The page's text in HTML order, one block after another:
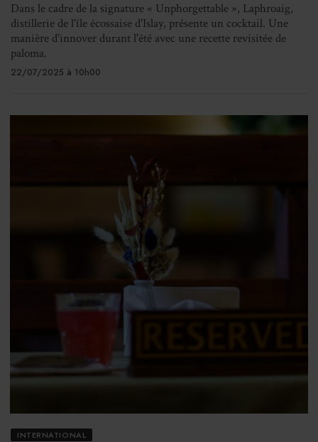
Dans le cadre de la signature « Unphorgettable », Laphroaig,
distillerie de l'île écossaise d'Islay, présente un cocktail. Une
manière d'innover durant l'été avec une recette revisitée de
paloma.
22/07/2025 à 10h00
INTERNATIONAL